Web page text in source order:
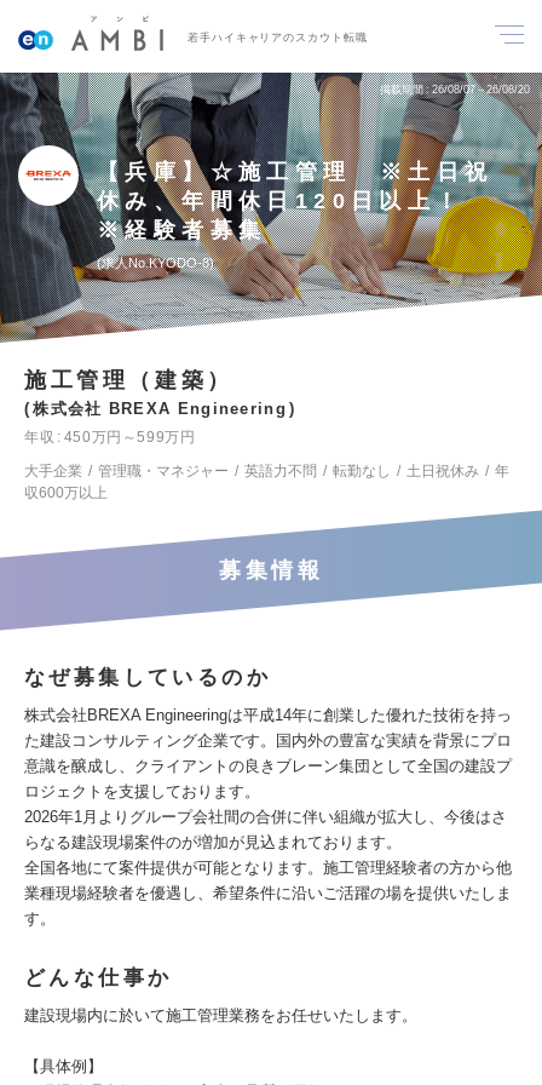
若手ハイキャリアのスカウト転職
掲載期間 26/08/07～26/08/20
【兵庫】☆施工管理 ※土日祝
休み、年間休日120日以上！
※経験者募集
求人No.KYODO-8
施工管理（建築）
株式会社 BREXA Engineering
年収
450万円～599万円
大手企業
管理職・マネジャー 英語力不問 転勤なし 土日祝休み
年
収600万以上
募集情報
なぜ募集しているのか
株式会社BREXA Engineeringは平成14年に創業した優れた技術を持っ
た建設コンサルティング企業です。国内外の豊富な実績を背景にプロ
意識を醸成し、クライアントの良きブレーン集団として全国の建設プ
ロジェクトを支援しております。
2026年1月よりグループ会社間の合併に伴い組織が拡大し、今後はさ
らなる建設現場案件のが増加が見込まれております。
全国各地にて案件提供が可能となります。施工管理経験者の方から他
業種現場経験者を優遇し、希望条件に沿いご活躍の場を提供いたしま
す。
どんな仕事か
建設現場内に於いて施工管理業務をお任せいたします。
【具体例】